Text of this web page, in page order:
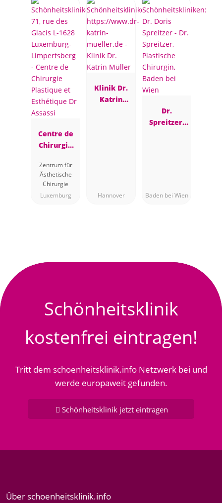
Centre de
Chirurgie
Esthétique
Dr Assassi
Zentrum für
Ästhetische
Chirurgie
Luxemburg
Klinik Dr.
Katrin
Hannover
Dr.
Spreitzer,
Baden bei Wien
Schönheitsklinik
kostenfrei eintragen!
Tritt dem schoenheitsklinik.info Netzwerk bei und
werde europaweit gefunden.
Schönheitsklinik jetzt eintragen
Über schoenheitsklinik.info